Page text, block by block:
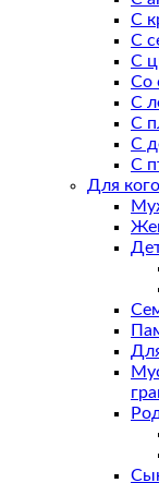
С
С
С
Со
С
С
С
С
Для кого